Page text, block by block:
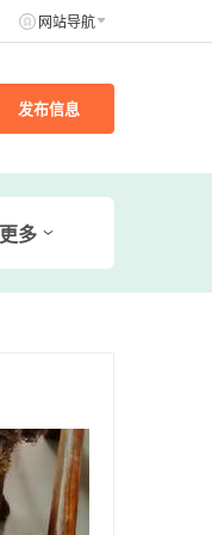
网站导航
发布信息
更多